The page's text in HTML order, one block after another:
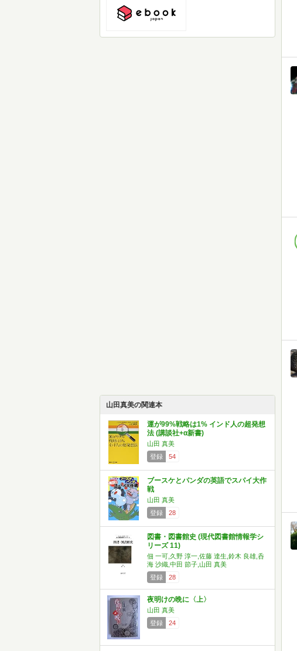
山田真美の関連本
運が99%戦略は1% インド人の超発想
法 (講談社+α新書)
山田 真美
登録
54
ブースケとパンダの英語でスパイ大作
戦
山田 真美
登録
28
図書・図書館史 (現代図書館情報学シ
リーズ 11)
佃 一可,久野 淳一,佐藤 達生,鈴木 良雄,呑
海 沙織,中田 節子,山田 真美
登録
28
夜明けの晩に〈上〉
山田 真美
登録
24